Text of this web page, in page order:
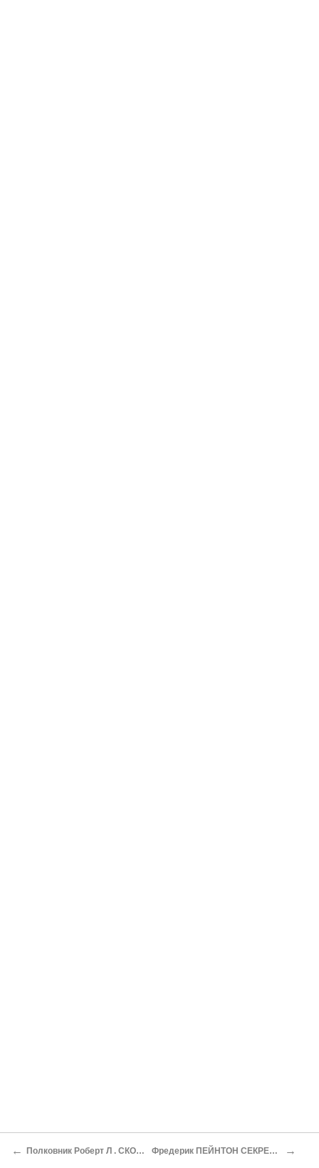
← Полковник Роберт Л . СКОТТ-МЛАДШИЙ САМОЛЕТ-ПРИЗРАК Фредерик ПЕЙНТОН СЕКРЕТНАЯ МИССИЯ В СЕВЕРНОЙ АФРИКЕ →